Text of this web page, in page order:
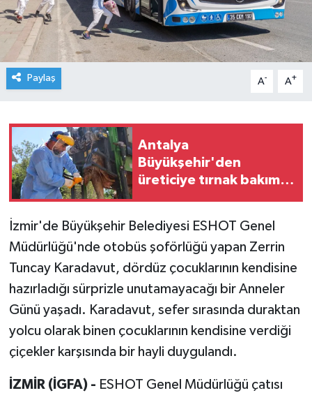
Paylaş A- A+
Antalya
Büyükşehir'den
üreticiye tırnak bakım
İzmir'de Büyükşehir Belediyesi ESHOT Genel
Müdürlüğü'nde otobüs şoförlüğü yapan Zerrin
Tuncay Karadavut, dördüz çocuklarının kendisine
hazırladığı sürprizle unutamayacağı bir Anneler
Günü yaşadı. Karadavut, sefer sırasında duraktan
yolcu olarak binen çocuklarının kendisine verdiği
çiçekler karşısında bir hayli duygulandı.
İZMİR (İGFA) - ESHOT Genel Müdürlüğü çatısı